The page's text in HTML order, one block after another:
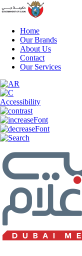
Home
Our Brands
About Us
Contact
Our Services
Accessibility